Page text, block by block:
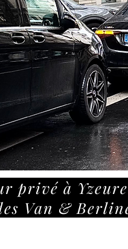
privé à
Van &